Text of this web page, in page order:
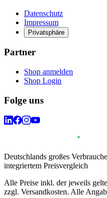
Datenschutz
Impressum
Privatsphäre
Partner
Shop anmelden
Shop Login
Folge uns
Deutschlands großes
integriertem Preisvergleich
Alle Preise inkl. der jeweils
zzgl. Versandkosten. Alle